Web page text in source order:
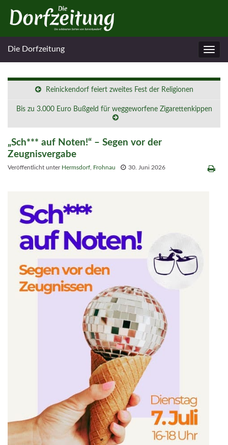
Die Dorfzeitung
Reinickendorf feiert zweites Fest der Religionen
Bis zu 3.000 Euro Bußgeld für weggeworfene Zigarettenkippen
„Sch*** auf Noten!“ – Segen vor der
Zeugnisvergabe
Veröffentlicht unter Hermsdorf Frohnau 30. Juni 2026